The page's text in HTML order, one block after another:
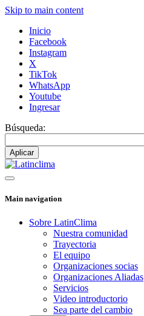
Skip to main content
Inicio
Facebook
Instagram
X
TikTok
WhatsApp
Youtube
Ingresar
Búsqueda:
Main navigation
Sobre LatinClima
Nuestra comunidad
Trayectoria
El equipo
Organizaciones socias
Organizaciones Aliadas
Servicios
Video introductorio
Sea parte del cambio